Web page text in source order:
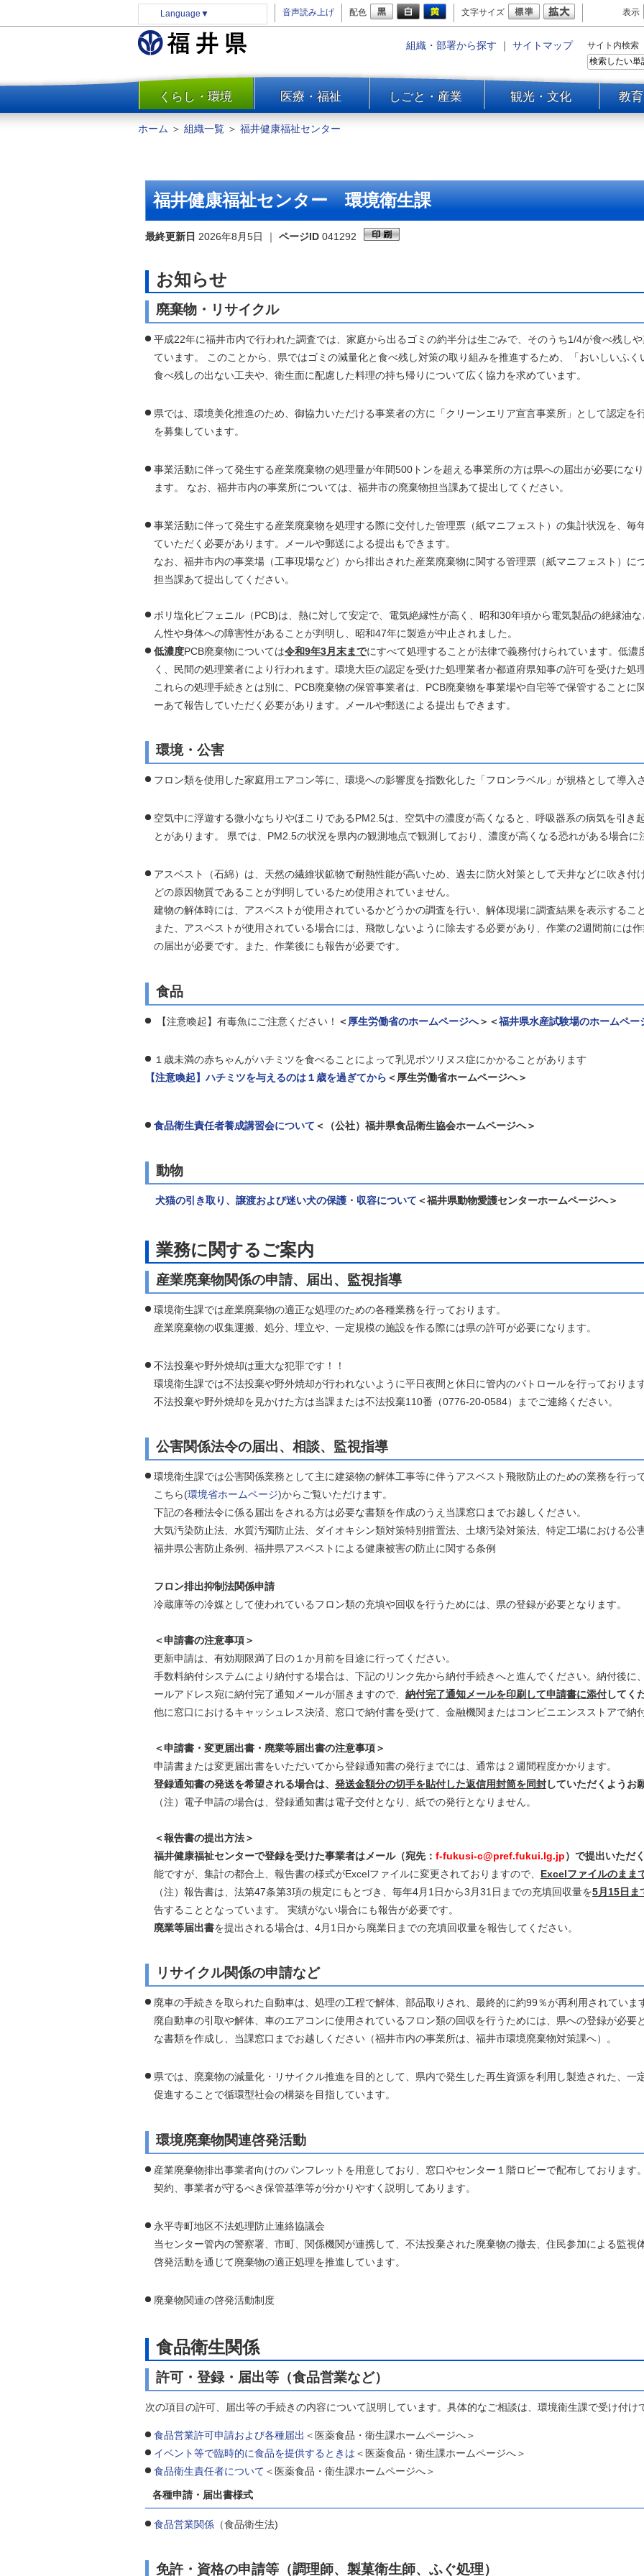
Language ▼ 音声読み上げ 配色 文字サイズ 表示
組織・部署から探す ｜ サイトマップ サイト内検索
一覧
くらし・環境 医療・福祉 しごと・産業 観光・文化 教
防災
水道・エネルギー
住まい・土地
環境問題・廃棄物対策・リサ
イクル
まちづくり
交通・道路
河川・砂防・港湾
自然
ホーム ＞ 組織一覧 ＞ 福井健康福祉センター
福井健康福祉センター 環境衛生課
最終更新日 2026年8月5日 ｜ ページID 041292
お知らせ
廃棄物・リサイクル
平成22年に福井市内で行われた調査では、家庭から出るゴミの約半分は生ごみで、そのうち1/4が食べ残し
ています。 このことから、県ではゴミの減量化と食べ残し対策の取り組みを推進するため、「おいしいふ
食べ残しの出ない工夫や、衛生面に配慮した料理の持ち帰りについて広く協力を求めています。
県では、環境美化推進のため、御協力いただける事業者の方に「クリーンエリア宣言事業所」として認定を
を募集しています。
事業活動に伴って発生する産業廃棄物の処理量が年間500トンを超える事業所の方は県への届出が必要にな
ます。 なお、福井市内の事業所については、福井市の廃棄物担当課あて提出してください。
事業活動に伴って発生する産業廃棄物を処理する際に交付した管理票（紙マニフェスト）の集計状況を、毎
ていただく必要があります。メールや郵送による提出もできます。
なお、福井市内の事業場（工事現場など）から排出された産業廃棄物に関する管理票（紙マニフェスト）に
担当課あて提出してください。
ポリ塩化ビフェニル（PCB)は、熱に対して安定で、電気絶縁性が高く、昭和30年頃から電気製品の絶縁油
ん性や身体への障害性があることが判明し、昭和47年に製造が中止されました。
低濃度PCB廃棄物については令和9年3月末までにすべて処理することが法律で義務付けられています。低濃
く、民間の処理業者により行われます。環境大臣の認定を受けた処理業者か都道府県知事の許可を受けた処
これらの処理手続きとは別に、PCB廃棄物の保管事業者は、PCB廃棄物を事業場や自宅等で保管することに
ーあて報告していただく必要があります。メールや郵送による提出もできます。
環境・公害
フロン類を使用した家庭用エアコン等に、環境への影響度を指数化した「フロンラベル」が規格として導入
空気中に浮遊する微小なちりやほこりであるPM2.5は、空気中の濃度が高くなると、呼吸器系の病気を引き
とがあります。 県では、PM2.5の状況を県内の観測地点で観測しており、濃度が高くなる恐れがある場合に
アスベスト（石綿）は、天然の繊維状鉱物で耐熱性能が高いため、過去に防火対策として天井などに吹き付
どの原因物質であることが判明しているため使用されていません。
建物の解体時には、アスベストが使用されているかどうかの調査を行い、解体現場に調査結果を表示するこ
また、アスベストが使用されている場合には、飛散しないように除去する必要があり、作業の2週間前には
の届出が必要です。また、作業後にも報告が必要です。
食品
【注意喚起】有毒魚にご注意ください！ ＜ 厚生労働省のホームページへ＞＜福井県水産試験場のホームペー
１歳未満の赤ちゃんがハチミツを食べることによって乳児ボツリヌス症にかかることがあります
【注意喚起】ハチミツを与えるのは１歳を過ぎてから ＜厚生労働省ホームページへ＞
食品衛生責任者養成講習会について ＜（公社）福井県食品衛生協会ホームページへ＞
動物
犬猫の引き取り、譲渡および迷い犬の保護・収容について ＜福井県動物愛護センターホームページへ＞
業務に関するご案内
産業廃棄物関係の申請、届出、監視指導
環境衛生課では産業廃棄物の適正な処理のための各種業務を行っております。
産業廃棄物の収集運搬、処分、埋立や、一定規模の施設を作る際には県の許可が必要になります。
不法投棄や野外焼却は重大な犯罪です！！
環境衛生課では不法投棄や野外焼却が行われないように平日夜間と休日に管内のパトロールを行っておりま
不法投棄や野外焼却を見かけた方は当課または不法投棄110番（0776-20-0584）までご連絡ください。
公害関係法令の届出、相談、監視指導
環境衛生課では公害関係業務として主に建築物の解体工事等に伴うアスベスト飛散防止のための業務を行っ
こちら(環境省ホームページ)からご覧いただけます。
下記の各種法令に係る届出をされる方は必要な書類を作成のうえ当課窓口までお越しください。
大気汚染防止法、水質汚濁防止法、ダイオキシン類対策特別措置法、土壌汚染対策法、特定工場における公
福井県公害防止条例、福井県アスベストによる健康被害の防止に関する条例
フロン排出抑制法関係申請
冷蔵庫等の冷媒として使われているフロン類の充填や回収を行うためには、県の登録が必要となります。
＜申請書の注意事項＞
更新申請は、有効期限満了日の１か月前を目途に行ってください。
手数料納付システムにより納付する場合は、下記のリンク先から納付手続きへと進んでください。納付後に
ールアドレス宛に納付完了通知メールが届きますので、 納付完了通知メールを印刷して申請書に添付してく
他に窓口におけるキャッシュレス決済、窓口で納付書を受けて、金融機関またはコンビニエンスストアで納
＜申請書・変更届出書・廃業等届出書の注意事項＞
申請書または変更届出書をいただいてから登録通知書の発行までには、通常は２週間程度かかります。
登録通知書の発送を希望される場合は、 発送金額分の切手を貼付した返信用封筒を同封していただくようお
（注） 電子申請の場合は、登録通知書は電子交付となり、紙での発行となりません。
＜報告書の提出方法＞
福井健康福祉センターで登録を受けた事業者はメール（宛先： f-fukusi-c@pref.fukui.lg.jp）で提出いただ
能ですが、集計の都合上、報告書の様式がExcelファイルに変更されておりますので、 Excelファイルのまま
（注）報告書は、法第47条第3項の規定にもとづき、毎年4月1日から3月31日までの充填回収量を5月15日ま
告することとなっています。 実績がない場合にも報告が必要です。
廃業等届出書を提出される場合は、4月1日から廃業日までの充填回収量を報告してください。
リサイクル関係の申請など
廃車の手続きを取られた自動車は、処理の工程で解体、部品取りされ、最終的に約99％が再利用されていま
廃自動車の引取や解体、車のエアコンに使用されているフロン類の回収を行うためには、県への登録が必要
な書類を作成し、当課窓口までお越しください（福井市内の事業所は、福井市環境廃棄物対策課へ）。
県では、廃棄物の減量化・リサイクル推進を目的として、県内で発生した再生資源を利用し製造された、一
促進することで循環型社会の構築を目指しています。
環境廃棄物関連啓発活動
産業廃棄物排出事業者向けのパンフレットを用意しており、窓口やセンター１階ロビーで配布しております
契約、事業者が守るべき保管基準等が分かりやすく説明してあります。
永平寺町地区不法処理防止連絡協議会
当センター管内の警察署、市町、関係機関が連携して、不法投棄された廃棄物の撤去、住民参加による監視
啓発活動を通じて廃棄物の適正処理を推進しています。
廃棄物関連の啓発活動制度
食品衛生関係
許可・登録・届出等（食品営業など）
次の項目の許可、届出等の手続きの内容について説明しています。具体的なご相談は、環境衛生課で受け付け
食品営業許可申請および各種届出 ＜医薬食品・衛生課ホームページへ＞
イベント等で臨時的に食品を提供するときは ＜医薬食品・衛生課ホームページへ＞
食品衛生責任者について ＜医薬食品・衛生課ホームページへ＞
各種申請・届出書様式
食品営業関係 （食品衛生法)
免許・資格の申請等（調理師、製菓衛生師、ふぐ処理）